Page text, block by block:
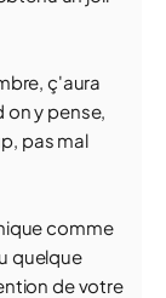
ç'aura
on y pense,
pas mal
comme
quelque
de votre